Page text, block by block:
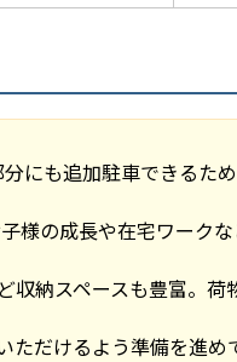
にも追加駐車できるた
様の成長や在宅ワーク
納スペースも豊富。荷
ただけるよう準備を進め